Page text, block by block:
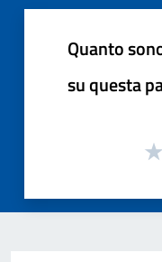
Quanto
su questa